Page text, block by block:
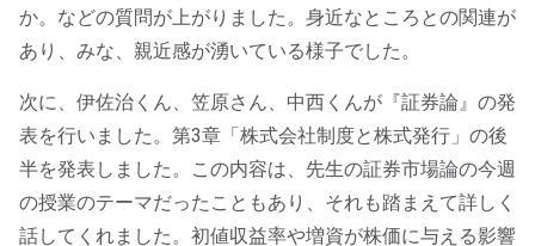
か。 などの質問が上がりました。身近なところとの関連が
あり、みな、 親近感が湧いている様子でした。
次に、伊佐治くん、笠原さん、中西くんが『証券論』 の発
表を行いました。第3章「株式会社制度と株式発行」の後
半を発表しました。この内容は、先生の証券市場論の今週
の授業のテーマだったこともあり、それも踏まえて詳しく
話してくれました。初値収益率や増資が株価に与える影響